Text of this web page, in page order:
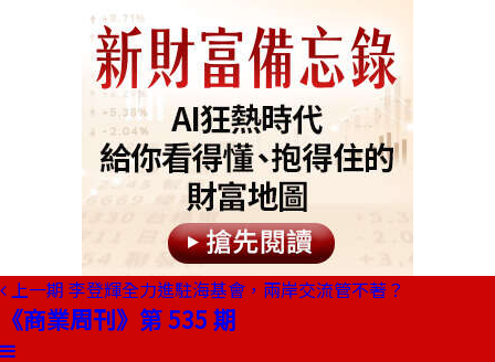
上一期 李登輝全力進駐海基會，兩岸交流管不著？
《商業周刊》第 535 期